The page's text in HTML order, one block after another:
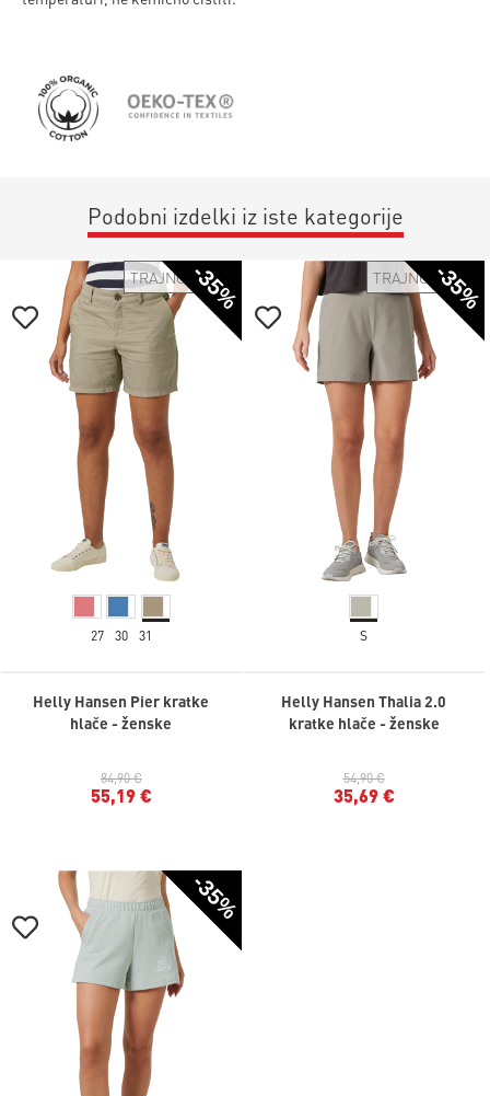
Podobni izdelki iz iste kategorije
-35%
TRAJNOSTNO
27 30 31
Helly Hansen Pier kratke
hlače - ženske
84,90 €
55,19 €
-35%
TRAJNOSTNO
S
Helly Hansen Thalia 2.0
kratke hlače - ženske
54,90 €
35,69 €
-35%